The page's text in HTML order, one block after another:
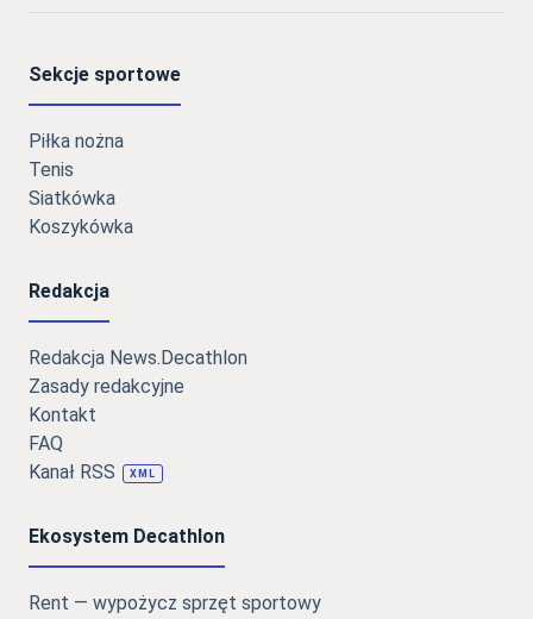
Sekcje sportowe
Piłka nożna
Tenis
Siatkówka
Koszykówka
Redakcja
Redakcja News.Decathlon
Zasady redakcyjne
Kontakt
FAQ
Kanał RSS
XML
Ekosystem Decathlon
Rent — wypożycz sprzęt sportowy